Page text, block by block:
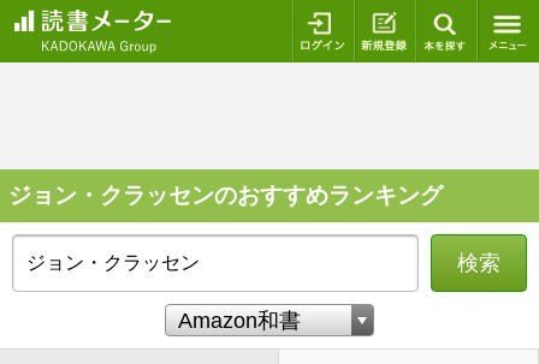
ログイン 新規登録
ジョン・クラッセンのおすすめランキング
検索